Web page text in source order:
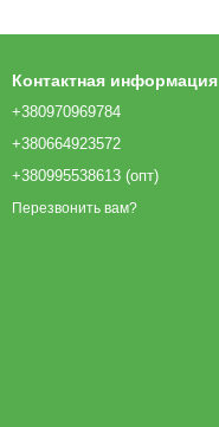
Контактная информация
+380970969784
+380664923572
+380995538613 (опт)
Перезвонить вам?